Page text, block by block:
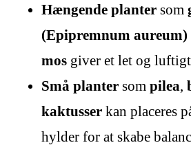
Hængende planter som
(Epipremnum aureum)
mos giver et let og
Små planter som pilea,
kaktusser kan placeres
hylder for at skabe